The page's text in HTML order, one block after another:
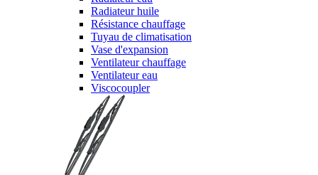
Radiateur huile
Résistance chauffage
Tuyau de climatisation
Vase d'expansion
Ventilateur chauffage
Ventilateur eau
Viscocoupler